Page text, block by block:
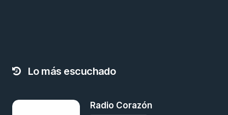
Lo más escuchado
Radio Corazón